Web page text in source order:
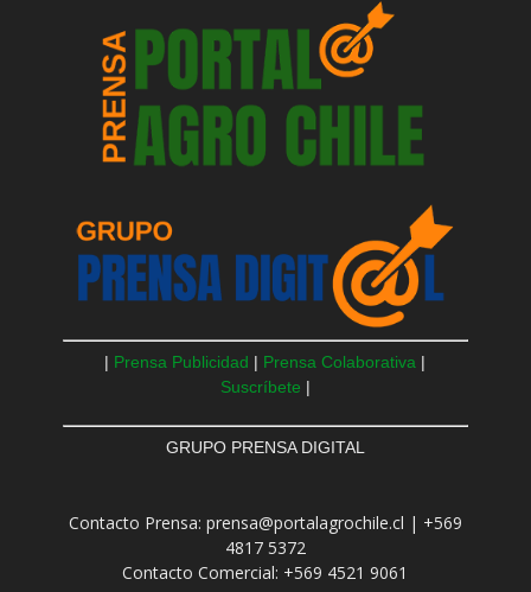
| Prensa Publicidad | Prensa Colaborativa |
Suscríbete |
GRUPO PRENSA DIGITAL
Contacto Prensa: prensa@portalagrochile.cl | +569
4817 5372
Contacto Comercial: +569 4521 9061